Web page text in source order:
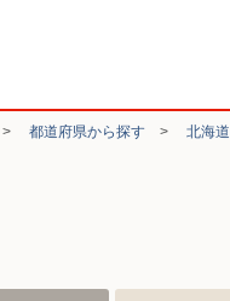
都道府県から探す > 北海道